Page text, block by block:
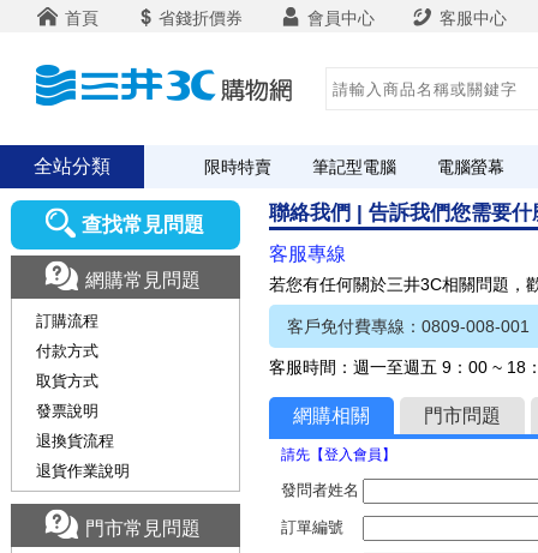
首頁 省錢折價券 會員中心 客服中心
全站分類 限時特賣 筆記型電腦 電腦螢幕
聯絡我們 | 告訴我們您需要什
客服專線
若您有任何關於三井3C相關問題，
客戶免付費專線：0809-008-001
客服時間：週一至週五 9：00 ~ 18
網購相關 門市問題
請先【登入會員】
發問者姓名
訂單編號
查找常見問題
網購常見問題
訂購流程
付款方式
取貨方式
發票說明
退換貨流程
退貨作業說明
門市常見問題